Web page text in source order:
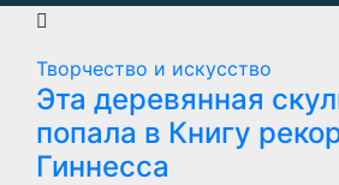
Творчество и искусство
Эта деревянная
попала в Книгу
Гиннесса